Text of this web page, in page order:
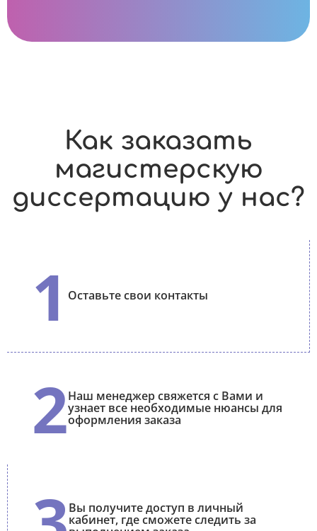
Как заказать
магистерскую
диссертацию у нас?
1 Оставьте свои контакты
2Наш менеджер свяжется с Вами и
узнает все необходимые нюансы для
оформления заказа
Вы получите доступ в личный
кабинет, где сможете следить за